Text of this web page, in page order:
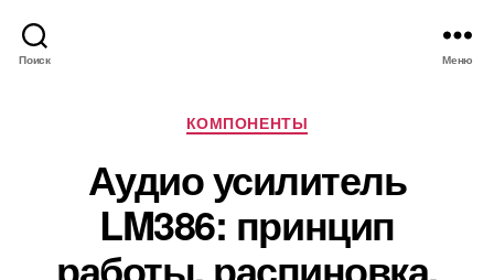
Поиск Меню
Р
у
б
р
и
к
и
КОМПОНЕНТЫ
Аудио усилитель
LM386: принцип
работы, распиновка,